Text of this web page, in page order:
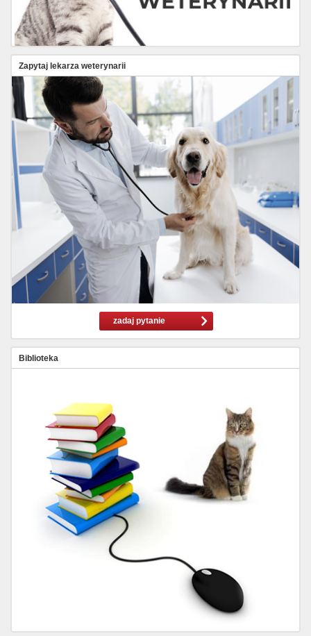
Zapytaj lekarza weterynarii
zadaj pytanie
Biblioteka